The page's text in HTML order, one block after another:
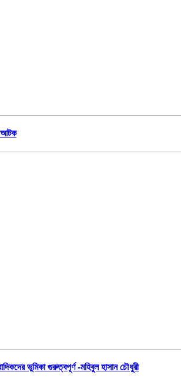
আটক
ভুমিকা গুরুত্বপূর্ণ -মহিবুল হাসান চৌধুরী